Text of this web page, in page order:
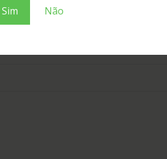
Sim Não